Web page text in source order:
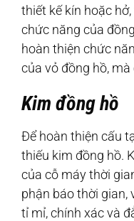
thiết kế kín hoặc
chức năng của
hoàn thiện chức
của vỏ đồng hồ,
Kim đồng hồ
Để hoàn thiện cấu
thiếu kim đồng hồ.
của cỗ máy thời
phận báo thời gian,
tỉ mỉ, chính xác và